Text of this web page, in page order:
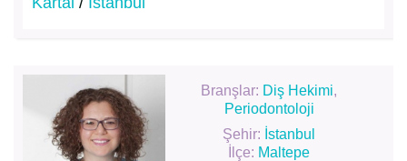
Branşlar: Diş Hekimi,
Periodontoloji
Şehir: İstanbul
İlçe: Maltepe